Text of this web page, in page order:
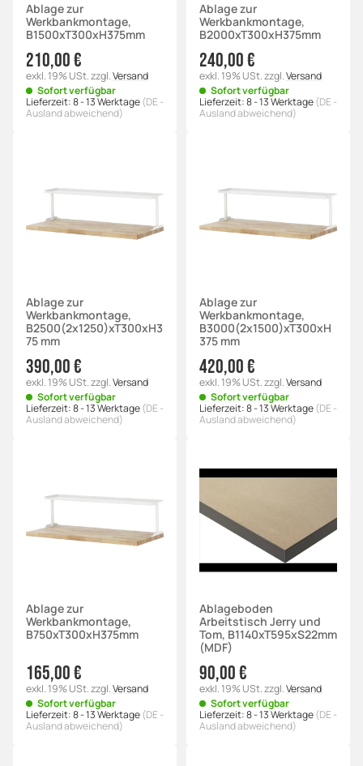
Ablage zur
Werkbankmontage,
B1500xT300xH375mm
210,00 €
exkl. 19% USt.zzgl.Versand
Sofort verfügbar
Lieferzeit:8 - 13 Werktage(DE -
Ausland abweichend)
Ablage zur
Werkbankmontage,
B2000xT300xH375mm
240,00 €
exkl. 19% USt.zzgl.Versand
Sofort verfügbar
Lieferzeit:8 - 13 Werktage(DE -
Ausland abweichend)
Ablage zur
Werkbankmontage,
B2500(2x1250)xT300xH3
75 mm
390,00 €
exkl. 19% USt.zzgl.Versand
Sofort verfügbar
Lieferzeit:8 - 13 Werktage(DE -
Ausland abweichend)
Ablage zur
Werkbankmontage,
B3000(2x1500)xT300xH
375 mm
420,00 €
exkl. 19% USt.zzgl.Versand
Sofort verfügbar
Lieferzeit:8 - 13 Werktage(DE -
Ausland abweichend)
Ablage zur
Werkbankmontage,
B750xT300xH375mm
165,00 €
exkl. 19% USt.zzgl.Versand
Sofort verfügbar
Lieferzeit:8 - 13 Werktage(DE -
Ausland abweichend)
Ablageboden
Arbeitstisch Jerry und
Tom, B1140xT595xS22mm
(MDF)
90,00 €
exkl. 19% USt.zzgl.Versand
Sofort verfügbar
Lieferzeit:8 - 13 Werktage(DE -
Ausland abweichend)